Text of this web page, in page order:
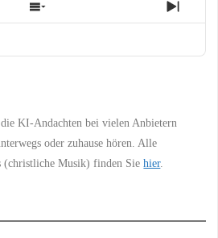
Show
Episodes
Next
KI-Andachten bei vielen Anbietern
oder zuhause hören. Alle
(christliche Musik) finden Siehier.